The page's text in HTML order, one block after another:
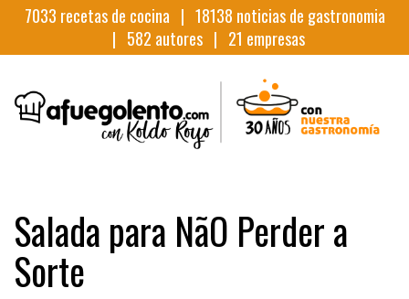
7033 recetas de cocina | 18138 noticias de gastronomia
| 582 autores | 21 empresas
Salada para NãO Perder a
Sorte